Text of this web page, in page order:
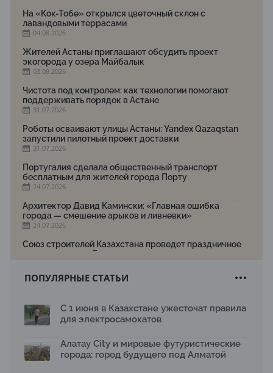
На «Кок-Тобе» открылся цветочный склон с
лавандовыми террасами
04.08.2026
Жителей Астаны приглашают обсудить проект
экогорода у озера Майбалык
03.08.2026
Чистота под контролем: как технологии помогают
поддерживать порядок в Астане
31.07.2026
Роботы осваивают улицы Астаны: Yandex Qazaqstan
запустили пилотный проект доставки
31.07.2026
Португалия сделала общественный транспорт
бесплатным для жителей города Порту
24.07.2026
Архитектор Давид Камински: «Главная ошибка
города — смешение арыков и ливневки»
24.07.2026
Союз строителей Казахстана проведет праздничное
мероприятие ко Дню строителя
Новый Строительный кодекс: что изменилось для
17.07.2026
рободоставки в Астане
15.07.2026
ПОПУЛЯРНЫЕ СТАТЬИ
С 1 июня в Казахстане ужесточат правила
для электросамокатов
Алатау City и мировые футуристические
города: город будущего под Алматой